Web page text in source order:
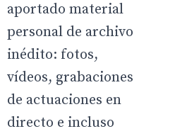
aportado material
personal de archivo
inédito: fotos,
vídeos, grabaciones
de actuaciones en
directo e incluso